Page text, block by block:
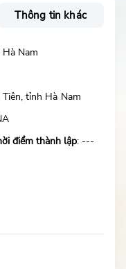
Thông tin khác
Nam
tỉnh Hà Nam
điểm thành lập: ---